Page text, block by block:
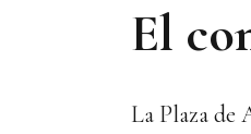
El
La Plaza de